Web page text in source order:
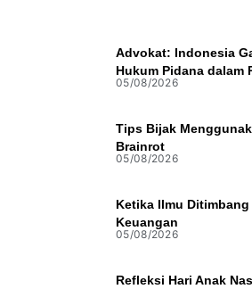
Advokat: Indonesia
Hukum Pidana dalam
05/08/2026
Tips Bijak
Brainrot
05/08/2026
Ketika Ilmu
Keuangan
05/08/2026
Refleksi Hari Anak